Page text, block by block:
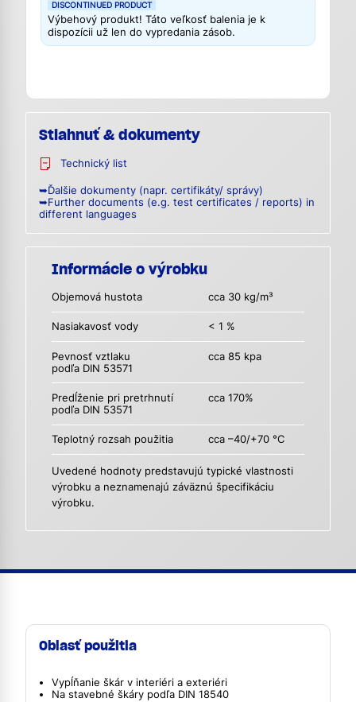
DISCONTINUED PRODUCT
Výbehový produkt! Táto veľkosť balenia je k
dispozícii už len do vypredania zásob.
Stiahnuť & dokumenty
Technický list
➥Ďalšie dokumenty (napr. certifikáty/ správy)
➥Further documents (e.g. test certificates / reports) in
different languages
Informácie o výrobku
Objemová hustota cca 30 kg/m³
Nasiakavosť vody < 1 %
Pevnosť vztlaku
podľa DIN 53571
cca 85 kpa
Predĺženie pri pretrhnutí
podľa DIN 53571
cca 170%
Teplotný rozsah použitia cca –40/+70 °C
Uvedené hodnoty predstavujú typické vlastnosti
výrobku a neznamenajú záväznú špecifikáciu
výrobku.
Oblasť použitia
Vypĺňanie škár v interiéri a exteriéri
Na stavebné škáry podľa DIN 18540